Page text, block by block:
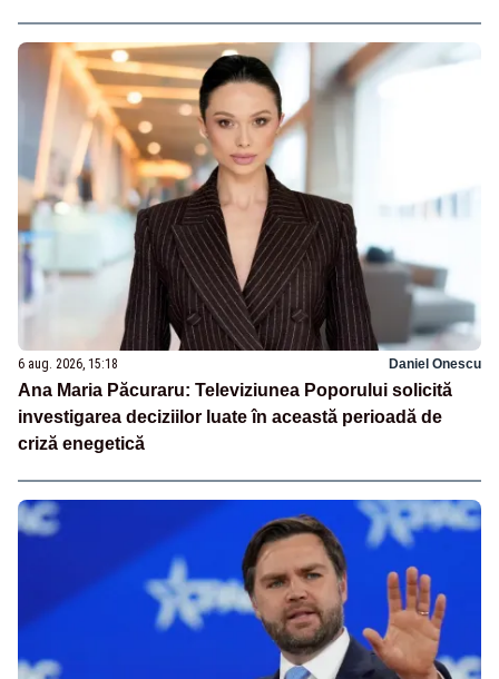
6 aug. 2026, 15:18 Daniel Onescu
Ana Maria Păcuraru: Televiziunea Poporului solicită
investigarea deciziilor luate în această perioadă de
criză enegetică